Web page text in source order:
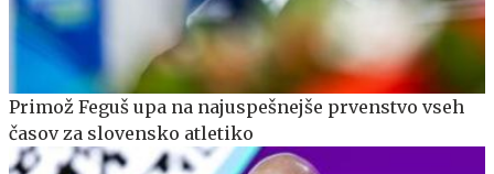
Primož Feguš upa na najuspešnejše prvenstvo vseh
časov za slovensko atletiko